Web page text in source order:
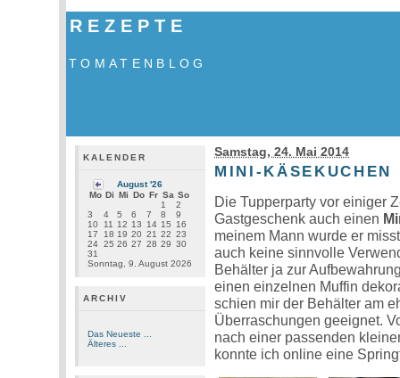
REZEPTE
TOMATENBLOG
KALENDER
August '26
Mo Di Mi Do Fr Sa So
Sonntag, 9. August 2026
1
2
3
4 5 6 7 8
9
10 11 12 13 14 15 16
17
18 19 20 21 22 23
24 25 26 27 28 29 30
31
ARCHIV
Das Neueste ...
Älteres ...
Samstag, 24. Mai 2014
MINI-KÄSEKUCHEN
Die Tupperparty vor einiger
Gastgeschenk auch einen
meinem Mann wurde er
auch keine sinnvolle
Behälter ja zur
einen einzelnen Muffin
schien mir der Behälter am
Überraschungen geeignet.
nach einer passenden
konnte ich online eine